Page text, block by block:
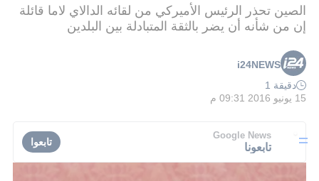
الصين تحذر الرئيس الأميركي من لقائه الدالاي لاما قائلة
إن من شأنه أن يضر بالثقة المتبادلة بين البلدين
i24NEWS
دقيقة 1
15 يونيو 2016 09:31 م
Google News
تابعونا تابعوا